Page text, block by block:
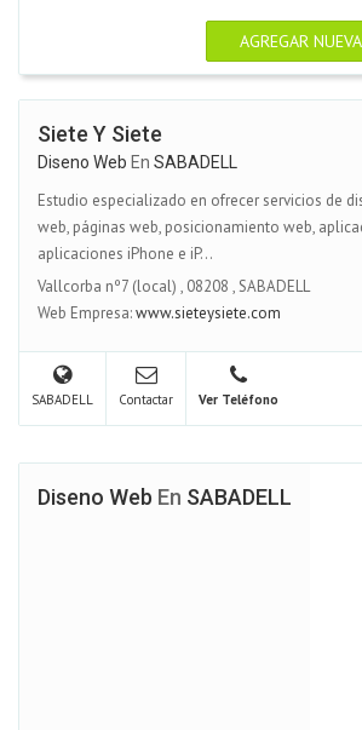
AGREGAR
Siete Y Siete
Diseno Web En SABADELL
Estudio especializado en ofrecer servicios de
web, páginas web, posicionamiento web,
aplicaciones iPhone e iP...
Vallcorba nº7 (local) , 08208 ,SABADELL
Web Empresa:www.sieteysiete.com
SABADELL Contactar Ver Teléfono
Diseno Web En SABADELL